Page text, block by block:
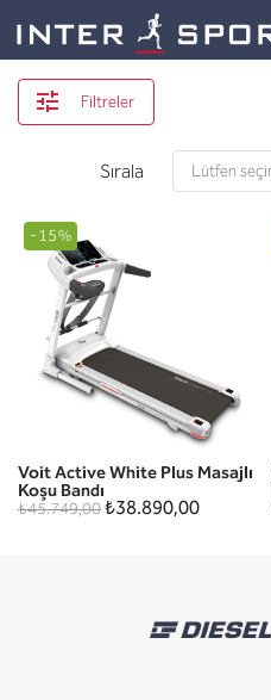
Filtreler
Sırala
-15%
Voit Active White Plus Masajlı
Koşu Bandı
₺45.749,00₺38.890,00